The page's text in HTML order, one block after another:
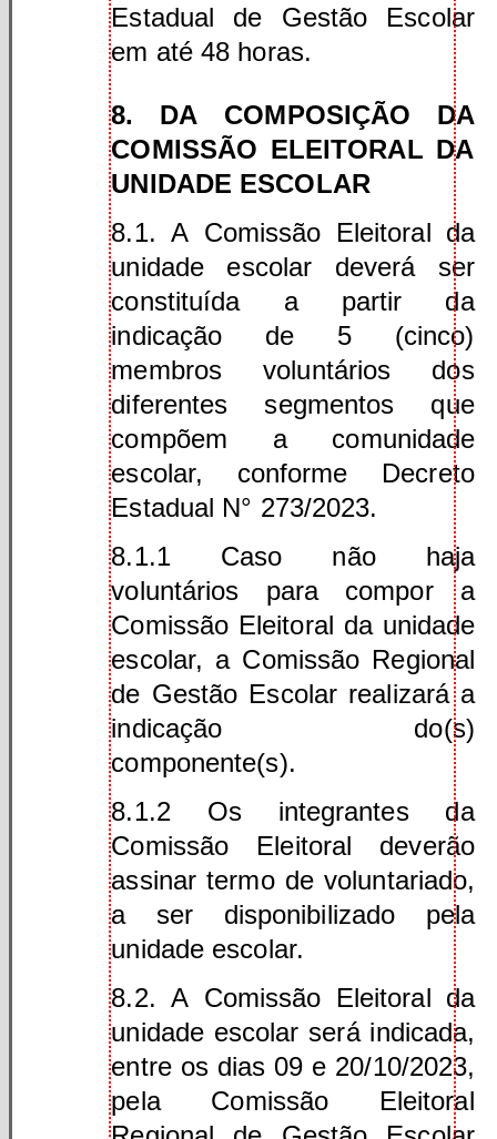
Estadual de Gestão Escolar
em até 48 horas.
8. DA COMPOSIÇÃO DA
COMISSÃO ELEITORAL DA
UNIDADE ESCOLAR
8.1. A Comissão Eleitoral da
unidade escolar deverá ser
constituída a partir da
indicação de 5 (cinco)
membros voluntários dos
diferentes segmentos que
compõem a comunidade
escolar, conforme Decreto
Estadual N° 273/2023.
8.1.1 Caso não haja
voluntários para compor a
Comissão Eleitoral da unidade
escolar, a Comissão Regional
de Gestão Escolar realizará a
indicação do(s)
componente(s).
8.1.2 Os integrantes da
Comissão Eleitoral deverão
assinar termo de voluntariado,
a ser disponibilizado pela
unidade escolar.
8.2. A Comissão Eleitoral da
unidade escolar será indicada,
entre os dias 09 e 20/10/2023,
pela Comissão Eleitoral